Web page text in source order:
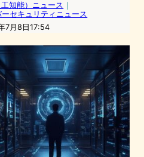
知能）ニュース ｜
セキュリティニュース
7月8日17:54